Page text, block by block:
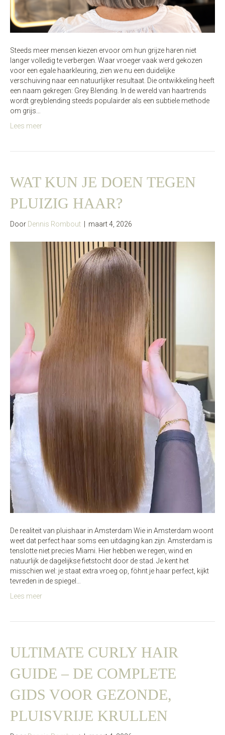
Steeds meer mensen kiezen ervoor om hun grijze haren niet
langer volledig te verbergen. Waar vroeger vaak werd gekozen
voor een egale haarkleuring, zien we nu een duidelijke
verschuiving naar een natuurlijker resultaat. Die ontwikkeling heeft
een naam gekregen: Grey Blending. In de wereld van haartrends
wordt greyblending steeds populairder als een subtiele methode
om grijs…
Lees meer
WAT KUN JE DOEN TEGEN
PLUIZIG HAAR?
Door Dennis Rombout maart 4, 2026
De realiteit van pluishaar in Amsterdam Wie in Amsterdam woont
weet dat perfect haar soms een uitdaging kan zijn. Amsterdam is
tenslotte niet precies Miami. Hier hebben we regen, wind en
natuurlijk de dagelijkse fietstocht door de stad. Je kent het
misschien wel: je staat extra vroeg op, föhnt je haar perfect, kijkt
tevreden in de spiegel…
Lees meer
ULTIMATE CURLY HAIR
GUIDE – DE COMPLETE
GIDS VOOR GEZONDE,
PLUISVRIJE KRULLEN